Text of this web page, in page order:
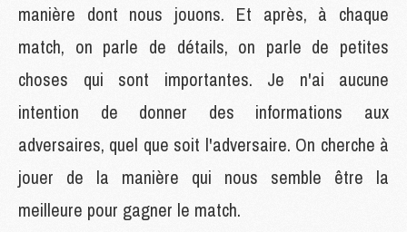
manière dont nous jouons. Et après, à chaque
match, on parle de détails, on parle de petites
choses qui sont importantes. Je n'ai aucune
intention de donner des informations aux
adversaires, quel que soit l'adversaire. On cherche à
jouer de la manière qui nous semble être la
meilleure pour gagner le match.